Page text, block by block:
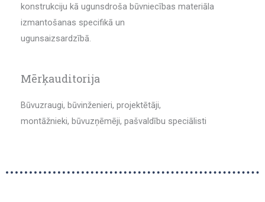
konstrukciju kā ugunsdroša būvniecības materiāla
izmantošanas specifikā un
ugunsaizsardzībā.
Mērķauditorija
Būvuzraugi, būvinženieri, projektētāji,
montāžnieki, būvuzņēmēji, pašvaldību speciālisti